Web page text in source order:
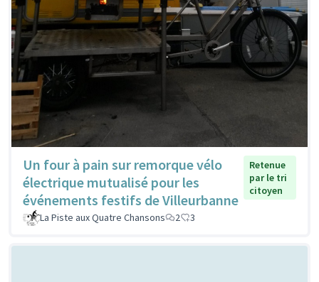
Un four à pain sur remorque vélo
électrique mutualisé pour les
événements festifs de Villeurbanne
Retenue
par le tri
citoyen
La Piste aux Quatre Chansons 2 3